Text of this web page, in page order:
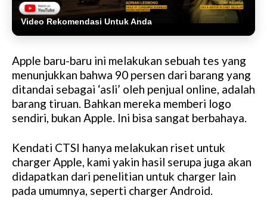
Video Rekomendasi Untuk Anda
Apple baru-baru ini melakukan sebuah tes yang
menunjukkan bahwa 90 persen dari barang yang
ditandai sebagai ‘asli’ oleh penjual online, adalah
barang tiruan. Bahkan mereka memberi logo
sendiri, bukan Apple. Ini bisa sangat berbahaya.
Kendati CTSI hanya melakukan riset untuk
charger Apple, kami yakin hasil serupa juga akan
didapatkan dari penelitian untuk charger lain
pada umumnya, seperti charger Android.